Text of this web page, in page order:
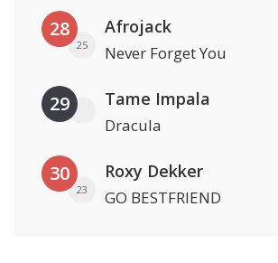
28
25
Afrojack
Never Forget You
29 Tame Impala
Dracula
30
23
Roxy Dekker
GO BESTFRIEND